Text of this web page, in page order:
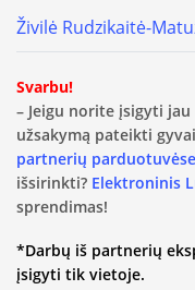
Živilė Rudzikaitė-
Svarbu!
– Jeigu norite įsigyti
užsakymą pateikti
partnerių
išsirinkti? Elektroninis
sprendimas!
*Darbų iš partnerių
įsigyti tik vietoje.